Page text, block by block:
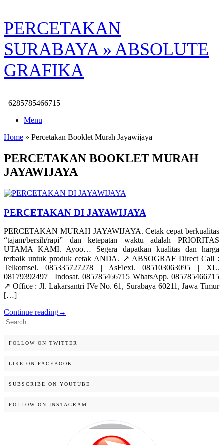
Skip
to
content
PERCETAKAN
SURABAYA » ABSOLUTE
GRAFIKA
+6285785466715
Menu
Home » Percetakan Booklet Murah Jayawijaya
PERCETAKAN BOOKLET MURAH
JAYAWIJAYA
PERCETAKAN DI JAYAWIJAYA
PERCETAKAN MURAH JAYAWIJAYA. Cetak cepat berkualitas
“tajam/bersih/rapi” dan ketepatan waktu adalah PRIORITAS
UTAMA KAMI. Ayoo… Segera dapatkan kualitas dan harga
terbaik untuk produk cetak ANDA. ↗️ ABSOGRAF Direct Call :
Telkomsel. 085335727278 | AsFlexi. 085103063095 | XL.
08179392497 | Indosat. 085785466715 WhatsApp. 085785466715
↗️ Office : Jl. Lakarsantri IVe No. 61, Surabaya 60211, Jawa Timur
[…]
Continue reading→
Search
for:
FOLLOW ON TWITTER
LIKE ON FACEBOOK
SUBSCRIBE ON YOUTUBE
FOLLOW ON INSTAGRAM